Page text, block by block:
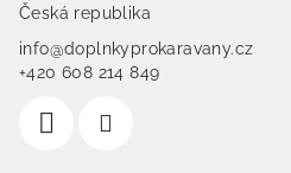
Česká republika
info@doplnkyprokaravany.cz
+420 608 214 849